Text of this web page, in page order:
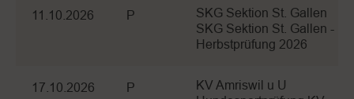
11.10.2026 P
SKG Sektion St. Gallen
SKG Sektion St. Gallen -
Herbstprüfung 2026
17.10.2026 P
KV Amriswil u U